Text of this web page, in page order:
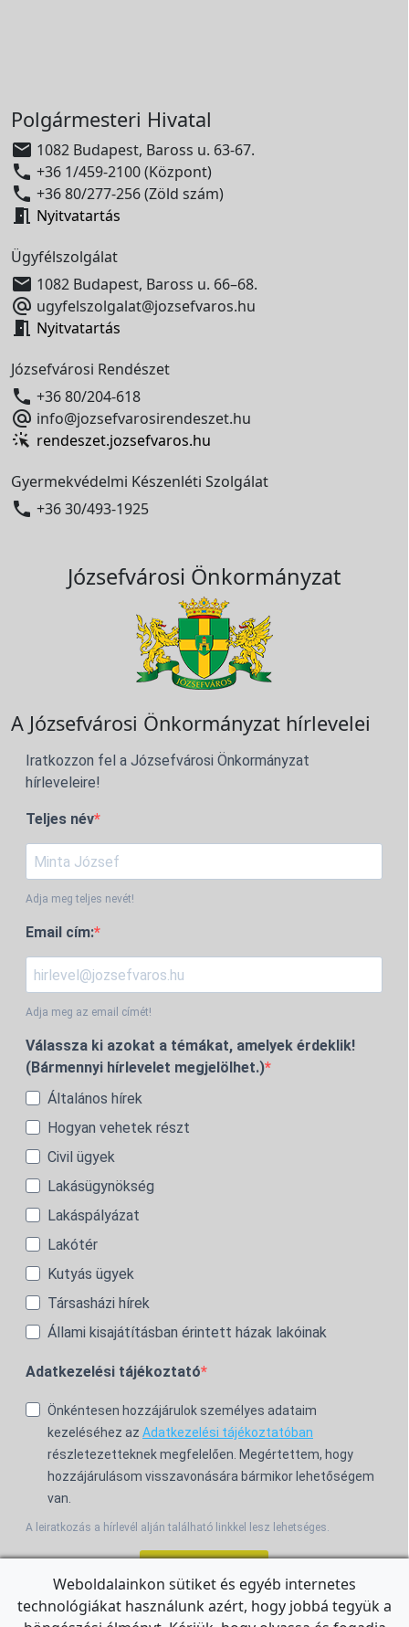
Polgármesteri Hivatal
 1082 Budapest, Baross u. 63-67.
 +36 1/459-2100 (Központ)
 +36 80/277-256 (Zöld szám)
 Nyitvatartás
Ügyfélszolgálat
 1082 Budapest, Baross u. 66–68.
 ugyfelszolgalat@jozsefvaros.hu
 Nyitvatartás
Józsefvárosi Rendészet
 +36 80/204-618
 info@jozsefvarosirendeszet.hu
rendeszet.jozsefvaros.hu
Gyermekvédelmi Készenléti Szolgálat
 +36 30/493-1925
Józsefvárosi Önkormányzat
A Józsefvárosi Önkormányzat hírlevelei
Iratkozzon fel a Józsefvárosi Önkormányzat
hírleveleire!
Teljes név
Adja meg teljes nevét!
Email cím:
Adja meg az email címét!
Válassza ki azokat a témákat, amelyek érdeklik!
(Bármennyi hírlevelet megjelölhet.)
Általános hírek
Hogyan vehetek részt
Civil ügyek
Lakásügynökség
Lakáspályázat
Lakótér
Kutyás ügyek
Társasházi hírek
Állami kisajátításban érintett házak lakóinak
Adatkezelési tájékoztató
Önkéntesen hozzájárulok személyes adataim
kezeléséhez az Adatkezelési tájékoztatóban
részletezetteknek megfelelően. Megértettem, hogy
hozzájárulásom visszavonására bármikor lehetőségem
van.
A leiratkozás a hírlevél alján található linkkel lesz lehetséges.
For the English Newsletter, clickHERE.
Weboldalainkon sütiket és egyéb internetes
technológiákat használunk azért, hogy jobbá tegyük a